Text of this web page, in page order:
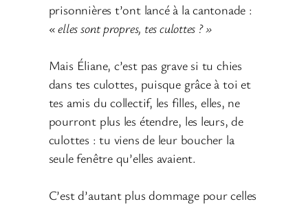
prisonnières t’ont lancé à la cantonade :
« elles sont propres, tes culottes ? »
Mais Éliane, c’est pas grave si tu chies
dans tes culottes, puisque grâce à toi et
tes amis du collectif, les filles, elles, ne
pourront plus les étendre, les leurs, de
culottes : tu viens de leur boucher la
seule fenêtre qu’elles avaient.
C’est d’autant plus dommage pour celles